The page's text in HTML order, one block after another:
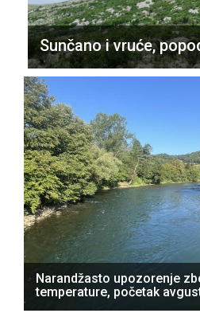
Sunčano i vruće,
Narandžasto upozorenje
temperature, početak